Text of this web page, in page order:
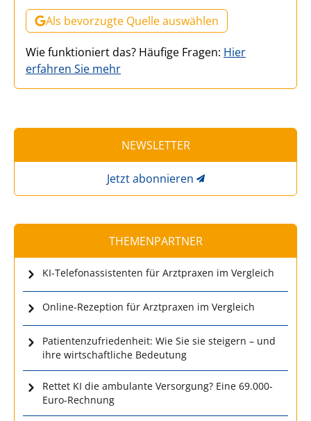
Als bevorzugte Quelle auswählen
Wie funktioniert das? Häufige Fragen: Hier
erfahren Sie mehr
NEWSLETTER
Jetzt abonnieren
THEMENPARTNER
KI-Telefonassistenten für Arztpraxen im Vergleich
Online-Rezeption für Arztpraxen im Vergleich
Patientenzufriedenheit: Wie Sie sie steigern – und
ihre wirtschaftliche Bedeutung
Rettet KI die ambulante Versorgung? Eine 69.000-
Euro-Rechnung